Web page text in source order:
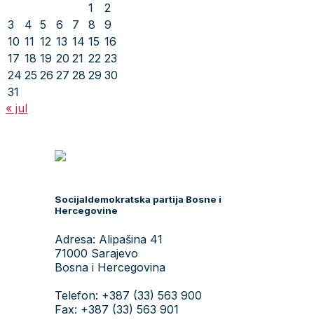
1
2
3
4 5 6 7 8
9
10 11 12 13 14 15 16
17 18 19 20 21 22 23
24 25 26 27 28 29 30
31
« jul
Socijaldemokratska partija Bosne i
Hercegovine
Adresa: Alipašina 41
71000 Sarajevo
Bosna i Hercegovina
Telefon: +387 (33) 563 900
Fax: +387 (33) 563 901